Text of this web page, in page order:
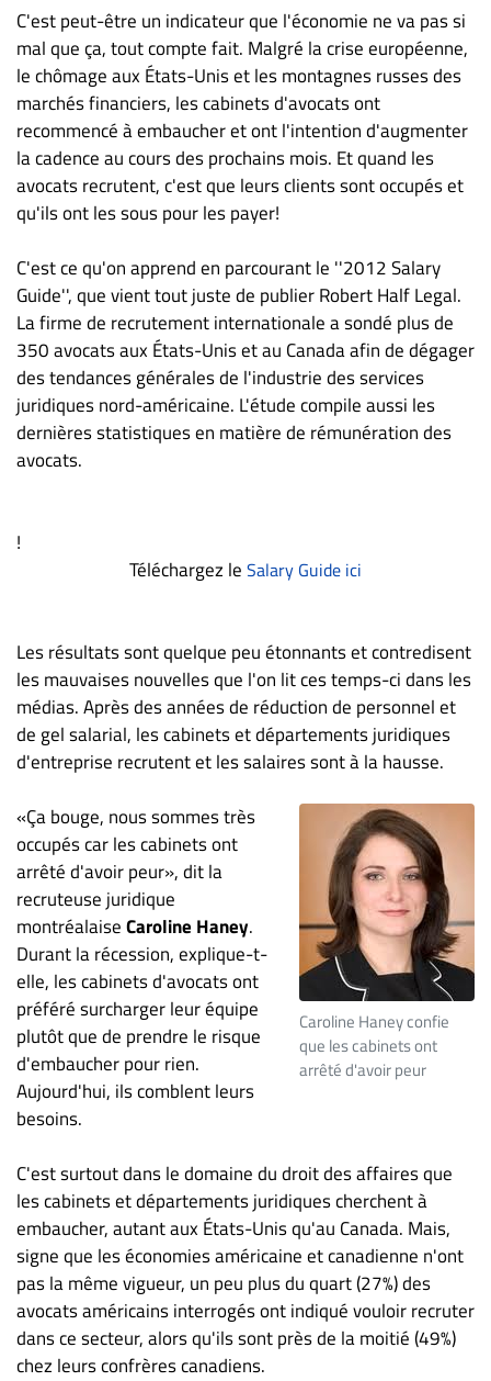
Offres
d'emploi
Formation
Continue
Métiers
Scoop?
CABINETS
ENTREPRISES
Espace
entreprises
Page
entreprises
Publier
un
recrutements
NOUS
Nous
joindre
À
Infolettre
S’abonner
FAQ
Politique de
confidentialité
C'est peut-être un indicateur que l'économie ne va pas si
mal que ça, tout compte fait. Malgré la crise européenne,
le chômage aux États-Unis et les montagnes russes des
marchés financiers, les cabinets d'avocats ont
recommencé à embaucher et ont l'intention d'augmenter
la cadence au cours des prochains mois. Et quand les
avocats recrutent, c'est que leurs clients sont occupés et
qu'ils ont les sous pour les payer!
C'est ce qu'on apprend en parcourant le ''2012 Salary
Guide'', que vient tout juste de publier Robert Half Legal.
La firme de recrutement internationale a sondé plus de
350 avocats aux États-Unis et au Canada afin de dégager
des tendances générales de l'industrie des services
juridiques nord-américaine. L'étude compile aussi les
dernières statistiques en matière de rémunération des
avocats.
!
Téléchargez le Salary Guide ici
Les résultats sont quelque peu étonnants et contredisent
les mauvaises nouvelles que l'on lit ces temps-ci dans les
médias. Après des années de réduction de personnel et
de gel salarial, les cabinets et départements juridiques
d'entreprise recrutent et les salaires sont à la hausse.
Caroline Haney confie
que les cabinets ont
arrêté d'avoir peur
«Ça bouge, nous sommes très
occupés car les cabinets ont
arrêté d'avoir peur», dit la
recruteuse juridique
montréalaiseCaroline Haney.
Durant la récession, explique-t-
elle, les cabinets d'avocats ont
préféré surcharger leur équipe
plutôt que de prendre le risque
d'embaucher pour rien.
Aujourd'hui, ils comblent leurs
besoins.
C'est surtout dans le domaine du droit des affaires que
les cabinets et départements juridiques cherchent à
embaucher, autant aux États-Unis qu'au Canada. Mais,
signe que les économies américaine et canadienne n'ont
pas la même vigueur, un peu plus du quart (27%) des
avocats américains interrogés ont indiqué vouloir recruter
dans ce secteur, alors qu'ils sont près de la moitié (49%)
chez leurs confrères canadiens.